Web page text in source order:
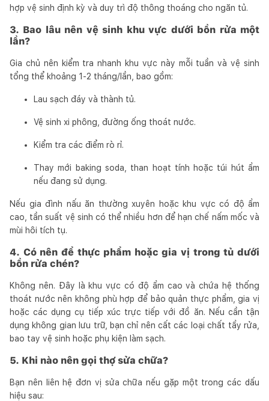
hợp vệ sinh định kỳ và duy trì độ thông thoáng cho ngăn tủ.
3. Bao lâu nên vệ sinh khu vực dưới bồn rửa một
lần?
Gia chủ nên kiểm tra nhanh khu vực này mỗi tuần và vệ sinh
tổng thể khoảng 1-2 tháng/lần, bao gồm:
Lau sạch đáy và thành tủ.
Vệ sinh xi phông, đường ống thoát nước.
Kiểm tra các điểm rò rỉ.
Thay mới baking soda, than hoạt tính hoặc túi hút ẩm
nếu đang sử dụng.
Nếu gia đình nấu ăn thường xuyên hoặc khu vực có độ ẩm
cao, tần suất vệ sinh có thể nhiều hơn để hạn chế nấm mốc và
mùi hôi tích tụ.
4. Có nên để thực phẩm hoặc gia vị trong tủ dưới
bồn rửa chén?
Không nên. Đây là khu vực có độ ẩm cao và chứa hệ thống
thoát nước nên không phù hợp để bảo quản thực phẩm, gia vị
hoặc các dụng cụ tiếp xúc trực tiếp với đồ ăn. Nếu cần tận
dụng không gian lưu trữ, bạn chỉ nên cất các loại chất tẩy rửa,
bao tay vệ sinh hoặc phụ kiện làm sạch.
5. Khi nào nên gọi thợ sửa chữa?
Bạn nên liên hệ đơn vị sửa chữa nếu gặp một trong các dấu
hiệu sau: